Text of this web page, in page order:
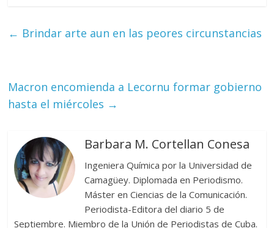
← Brindar arte aun en las peores circunstancias
Macron encomienda a Lecornu formar gobierno
hasta el miércoles →
Barbara M. Cortellan Conesa
Ingeniera Química por la Universidad de
Camagüey. Diplomada en Periodismo.
Máster en Ciencias de la Comunicación.
Periodista-Editora del diario 5 de
Septiembre. Miembro de la Unión de Periodistas de Cuba.